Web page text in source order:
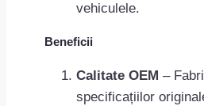
vehiculele.
Beneficii
Calitate OEM –
specificațiilor